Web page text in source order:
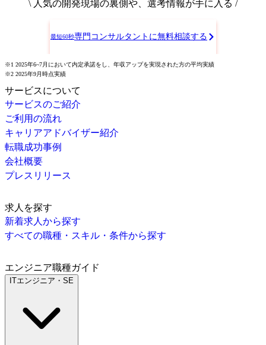
\ 人気の開発現場の裏側や、選考情報が手に入る /
最短60秒専門コンサルタントに無料相談する
※1 2025年6~7月において内定承諾をし、年収アップを実現された方の平均実績
※2 2025年9月時点実績
サービスについて
サービスのご紹介
ご利用の流れ
キャリアアドバイザー紹介
転職成功事例
会社概要
プレスリリース
求人を探す
新着求人から探す
すべての職種・スキル・条件から探す
エンジニア職種ガイド
ITエンジニア・SE